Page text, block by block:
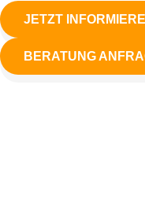
JETZT
BERATUNG